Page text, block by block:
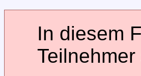
In diesem